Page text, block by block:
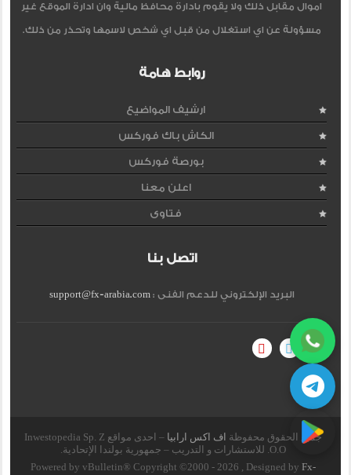
اموال مقابل ذلك ولا يقوم بادارة محافظ مالية وان ادارة الموقع غير
مسؤولة عن اي استغلال من قبل اي شخص لاسمها وتحذر من ذلك.
روابط هامة
ارشيف المواضيع
الكاش باك فوركس
بورصة فوركس
اعلن معنا
فتاوى
اتصل بنا
البريد الإلكتروني للدعم الفنى :support@fx-arabia.com
جميع الحقوق محفوظة اف اكس ارابيا
– احدى مواقع Inwestopedia Sp. Z
O.O. للاستشارات و التدريب – جمهورية بولندا الإتحادية.
Powered by vBulletin® Copyright ©2000 - 2026 , Designed byFx-